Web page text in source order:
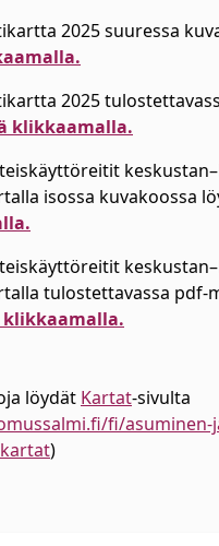
2025 suuressa
2025
klikkaamalla.
isossa kuvakoossa
tulostettavassa pdf-
löydät Kartat-sivulta
fi/asuminen-
)